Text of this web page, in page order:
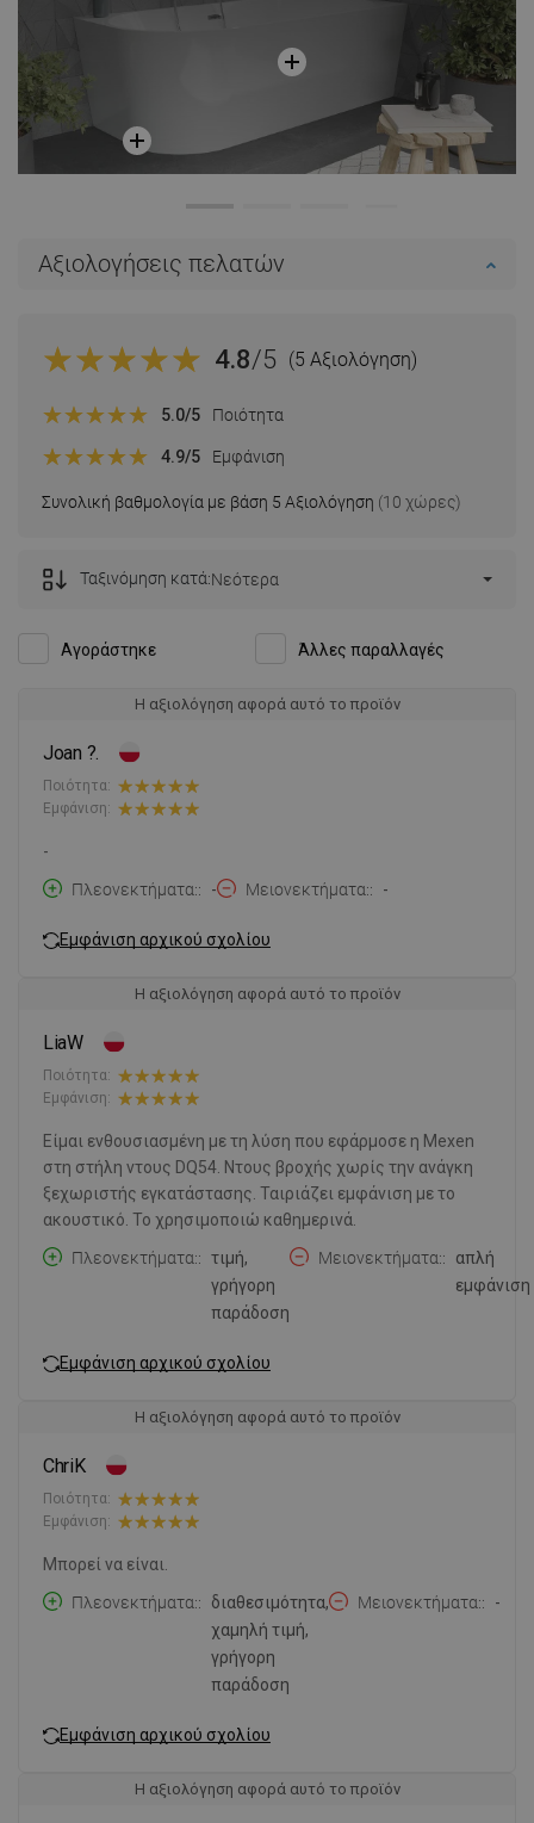
Αξιολογήσεις πελατών
4.8/5 (5 Αξιολόγηση)
Συνολική βαθμολογία με βάση 5 Αξιολόγηση (10 χώρες)
5.0/5 Ποιότητα
4.9/5 Εμφάνιση
Αγοράστηκε Άλλες παραλλαγές
Ταξινόμηση κατά:Νεότερα
Η αξιολόγηση αφορά αυτό το προϊόν
Joan ?.
Ποιότητα:
Εμφάνιση:
-
Πλεονεκτήματα:
- Μειονεκτήματα: -
Εμφάνιση αρχικού σχολίου
Η αξιολόγηση αφορά αυτό το προϊόν
LiaW
Ποιότητα:
Εμφάνιση:
Είμαι ενθουσιασμένη με τη λύση που εφάρμοσε η Mexen
στη στήλη ντους DQ54. Ντους βροχής χωρίς την ανάγκη
ξεχωριστής εγκατάστασης. Ταιριάζει εμφάνιση με το
ακουστικό. Το χρησιμοποιώ καθημερινά.
Πλεονεκτήματα:
τιμή,
γρήγορη
παράδοση
Μειονεκτήματα:
απλή
εμφάνιση
Εμφάνιση αρχικού σχολίου
Η αξιολόγηση αφορά αυτό το προϊόν
ChriK
Ποιότητα:
Εμφάνιση:
Μπορεί να είναι.
Πλεονεκτήματα:
διαθεσιμότητα,
χαμηλή τιμή,
γρήγορη
παράδοση
Μειονεκτήματα: -
Εμφάνιση αρχικού σχολίου
Η αξιολόγηση αφορά αυτό το προϊόν